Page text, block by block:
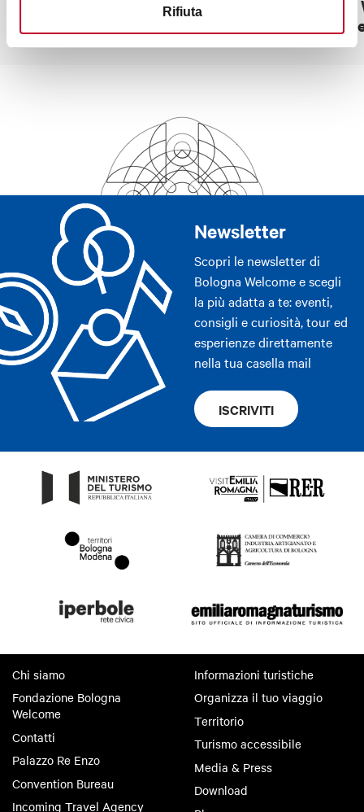
Rifiuta
eXtraBO, Outdoor Infopoint
Newsletter
Scopri le newsletter di
Bologna Welcome e scegli
la più adatta a te: eventi,
consigli e curiosità, tour ed
esperienze direttamente
nella tua casella mail
ISCRIVITI
Chi siamo
Fondazione Bologna
Welcome
Contatti
Palazzo Re Enzo
Convention Bureau
Incoming Travel Agency
Informazioni turistiche
Organizza il tuo viaggio
Territorio
Turismo accessibile
Media & Press
Download